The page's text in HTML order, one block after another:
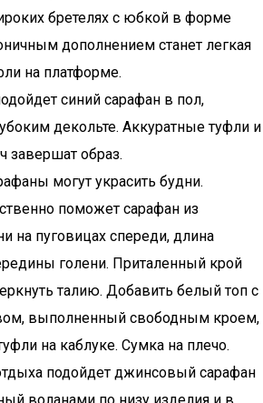
бретелях с юбкой в форме
дополнением станет легкая
на платформе.
синий сарафан в пол,
декольте. Аккуратные туфли и
завершат образ.
могут украсить будни.
поможет сарафан из
на пуговицах спереди, длина
голени. Приталенный крой
талию. Добавить белый топ с
выполненный свободным кроем,
на каблуке. Сумка на плечо.
подойдет джинсовый сарафан